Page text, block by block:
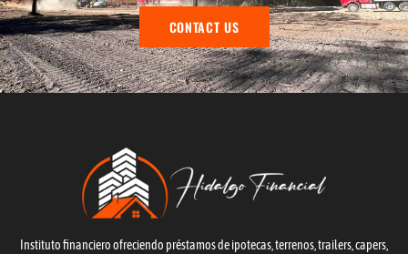
CONTACT US
Instituto financiero ofreciendo préstamos de ipotecas, terrenos, trailers, capers,